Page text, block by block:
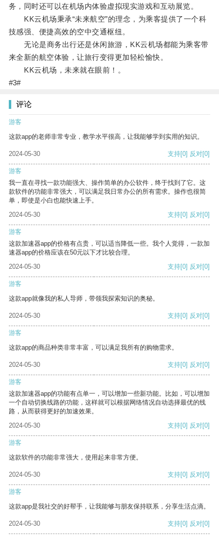
务，同时还可以在机场内体验虚拟现实游戏和互动展览。
KK云机场秉承“未来航空”的理念，为乘客提供了一个科
技感强、便捷高效的空中交通枢纽。
无论是商务出行还是休闲旅游，KK云机场都能为乘客带
来全新的航空体验，让旅行变得更加轻松愉快。
KK云机场，未来就在眼前！。
#3#
评论
游客
这款app的老师非常专业，教学水平很高，让我能够学到实用的知识。
2024-05-30 支持[0] 反对[0]
游客
我一直在寻找一款功能强大、操作简单的办公软件，终于找到了它。这
款软件的功能非常强大，可以满足我日常办公的所有需求。操作也很简
单，即使是小白也能快速上手。
2024-05-30
支持[0] 反对[0]
游客
这款加速器app的价格有点贵，可以适当降低一些。我个人觉得，一款加
速器app的价格应该在50元以下才比较合理。
2024-05-30
支持[0] 反对[0]
游客
这款app就像我的私人导师，带领我探索知识的奥秘。
2024-05-30 支持[0] 反对[0]
游客
这款app的商品种类非常丰富，可以满足我所有的购物需求。
2024-05-30 支持[0] 反对[0]
游客
这款加速器app的功能有点单一，可以增加一些新功能。比如，可以增加
一个自动切换线路的功能，这样就可以根据网络情况自动选择最优的线
路，从而获得更好的加速效果。
2024-05-30
支持[0] 反对[0]
游客
这款软件的功能非常强大，使用起来非常方便。
2024-05-30 支持[0] 反对[0]
游客
这款app是我社交的好帮手，让我能够与朋友保持联系，分享生活点滴。
2024-05-30 支持[0] 反对[0]